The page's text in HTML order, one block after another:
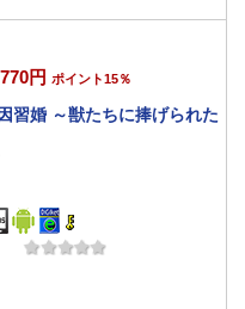
770円 ポイント15％
習婚 ～獣たちに捧げられた
ク